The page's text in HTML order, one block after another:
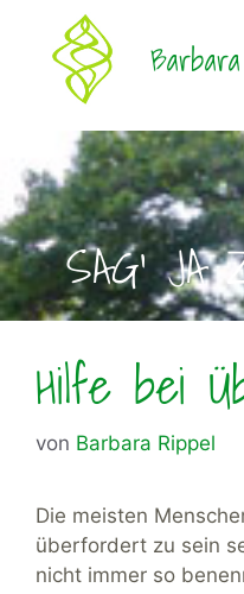
springen
SAG' JA
Hilfe bei
von Barbara Rippel
Die meisten
überfordert zu sein
nicht immer so